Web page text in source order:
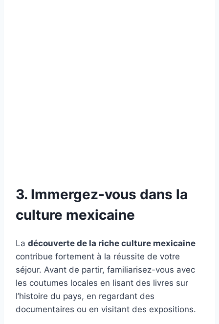
3. Immergez-vous dans la
culture mexicaine
La découverte de la riche culture mexicaine
contribue fortement à la réussite de votre
séjour. Avant de partir, familiarisez-vous avec
les coutumes locales en lisant des livres sur
l’histoire du pays, en regardant des
documentaires ou en visitant des expositions.